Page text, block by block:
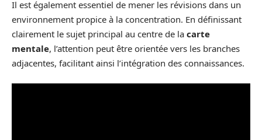
Il est également essentiel de mener les révisions dans un
environnement propice à la concentration. En définissant
clairement le sujet principal au centre de la carte
mentale, l’attention peut être orientée vers les branches
adjacentes, facilitant ainsi l’intégration des connaissances.